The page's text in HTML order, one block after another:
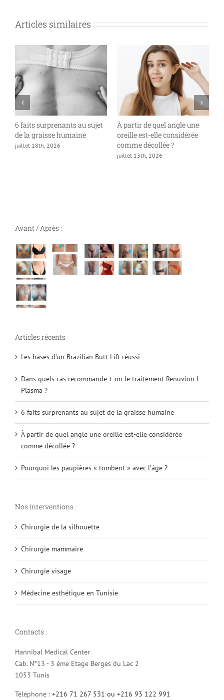
Articles similaires
6 faits surprenants au sujet
de la graisse humaine
juillet 18th, 2026
À partir de quel angle une
oreille est-elle considérée
comme décollée ?
juillet 13th, 2026
Avant / Après :
Articles récents
Les bases d’un Brazilian Butt Lift réussi
Dans quels cas recommande-t-on le traitement Renuvion J-
Plasma ?
6 faits surprenants au sujet de la graisse humaine
À partir de quel angle une oreille est-elle considérée
comme décollée ?
Pourquoi les paupières « tombent » avec l’âge ?
Nos interventions :
Chirurgie de la silhouette
Chirurgie mammaire
Chirurgie visage
Médecine esthétique en Tunisie
Contacts :
Hannibal Medical Center
Cab. N°13 - 3 ème Etage Berges du Lac 2
1053 Tunis
Téléphone : +216 71 267 531 ou +216 93 122 991